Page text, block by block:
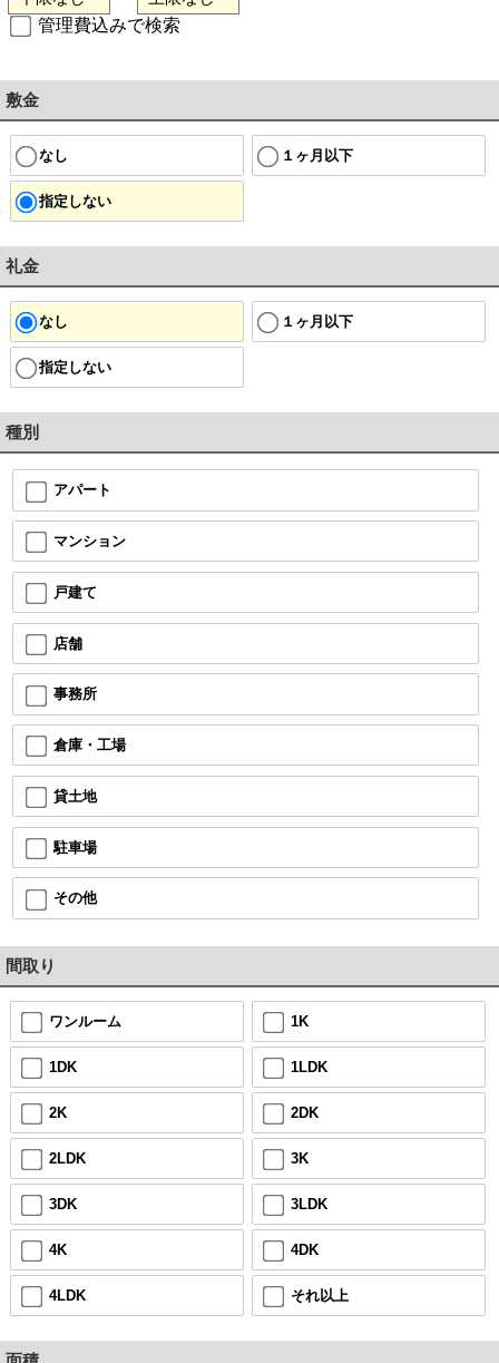
管理費込みで検索
敷金
なし １ヶ月以下
指定しない
礼金
なし １ヶ月以下
指定しない
種別
アパート
マンション
戸建て
店舗
事務所
倉庫・工場
貸土地
駐車場
その他
間取り
ワンルーム 1K
1DK 1LDK
2K 2DK
2LDK 3K
3DK 3LDK
4K 4DK
4LDK それ以上